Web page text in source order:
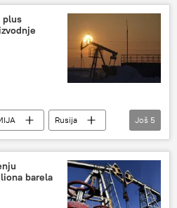
plus
Rusija
Kazahstan
Novak
Još 5
barela